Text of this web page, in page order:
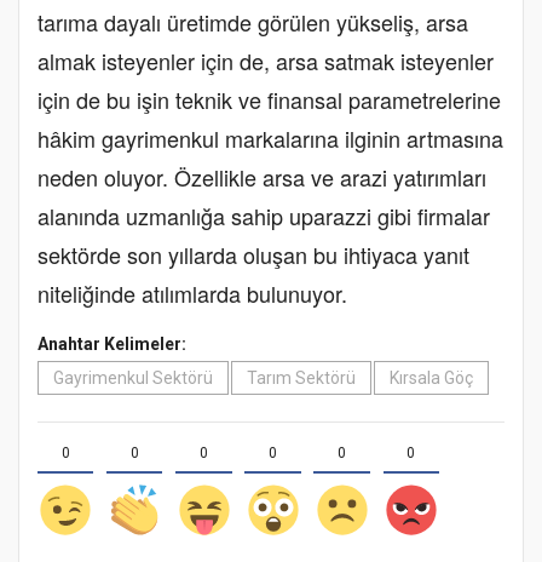
tarıma dayalı üretimde görülen yükseliş, arsa
almak isteyenler için de, arsa satmak isteyenler
için de bu işin teknik ve finansal parametrelerine
hâkim gayrimenkul markalarına ilginin artmasına
neden oluyor. Özellikle arsa ve arazi yatırımları
alanında uzmanlığa sahip uparazzi gibi firmalar
sektörde son yıllarda oluşan bu ihtiyaca yanıt
niteliğinde atılımlarda bulunuyor.
Anahtar Kelimeler:
Gayrimenkul Sektörü
Tarım Sektörü Kırsala Göç
0 0 0 0 0 0